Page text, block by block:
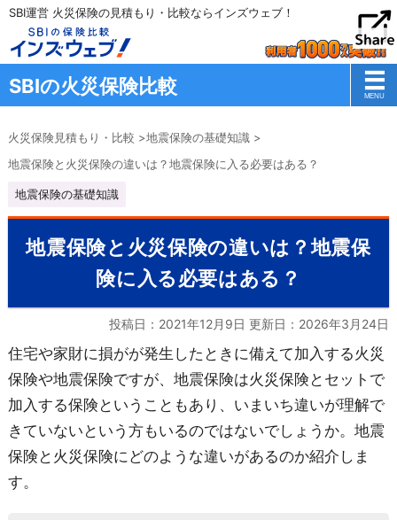
SBI運営 火災保険の見積もり・比較ならインズウェブ！
SBIの火災保険比較
火災保険見積もり・比較 >地震保険の基礎知識 >
地震保険と火災保険の違いは？地震保険に入る必要はある？
地震保険の基礎知識
地震保険と火災保険の違いは？地震保
険に入る必要はある？
投稿日：2021年12月9日 更新日： 2026年3月24日
住宅や家財に損がが発生したときに備えて加入する火災
保険や地震保険ですが、地震保険は火災保険とセットで
加入する保険ということもあり、いまいち違いが理解で
きていないという方もいるのではないでしょうか。地震
保険と火災保険にどのような違いがあるのか紹介しま
す。